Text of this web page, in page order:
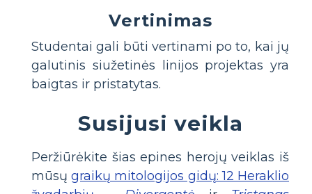
Vertinimas
Studentai gali būti vertinami po to, kai jų
galutinis siužetinės linijos projektas yra
baigtas ir pristatytas.
Susijusi veikla
Peržiūrėkite šias epines herojų veiklas iš
mūsųgraikų mitologijos gidų: 12 Heraklio